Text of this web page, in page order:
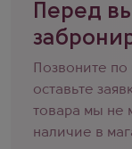
Перед
Позвоните
оставьте
товара мы не
наличие в